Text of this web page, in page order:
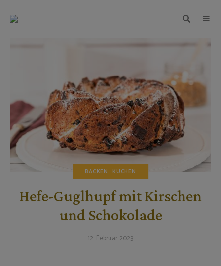
TEIGWUNDER
Backen
BACKEN KUCHEN
Hefe-Guglhupf mit Kirschen
und Schokolade
12. Februar 2023